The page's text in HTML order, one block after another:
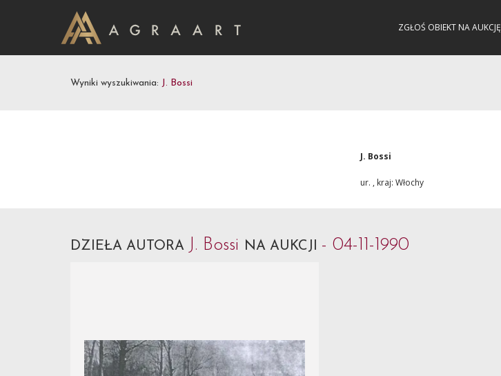
ZGŁOŚ OBIEKT NA AUKCJĘ
Wyniki wyszukiwania: J. Bossi
J. Bossi
ur. , kraj: Włochy
DZIEŁA AUTORA J. Bossi NA AUKCJI - 04-11-1990